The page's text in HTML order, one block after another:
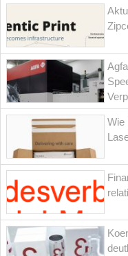
Wie